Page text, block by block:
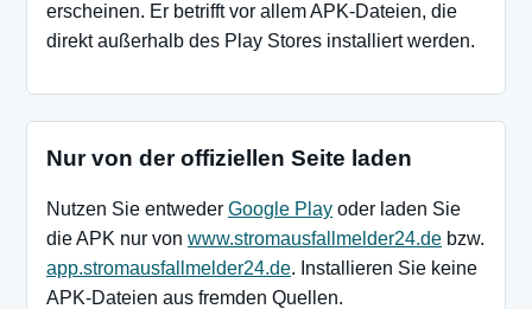
erscheinen. Er betrifft vor allem APK-Dateien, die
direkt außerhalb des Play Stores installiert werden.
Nur von der offiziellen Seite laden
Nutzen Sie entweder Google Play oder laden Sie
die APK nur von www.stromausfallmelder24.de bzw.
app.stromausfallmelder24.de. Installieren Sie keine
APK-Dateien aus fremden Quellen.